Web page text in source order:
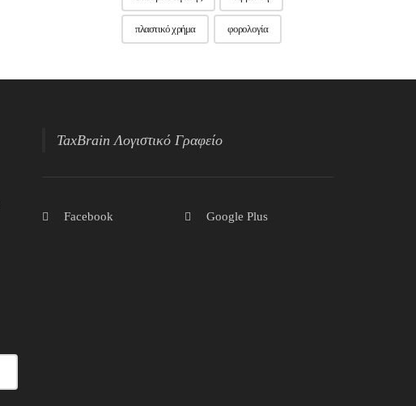
πλαστικό χρήμα φορολογία
TaxBrain Λογιστικό Γραφείο
Facebook Google Plus